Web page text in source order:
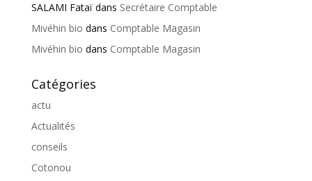
SALAMI Fataïdans Secrétaire Comptable
Mivéhin bio dans Comptable Magasin
Mivéhin bio dans Comptable Magasin
Catégories
actu
Actualités
conseils
Cotonou